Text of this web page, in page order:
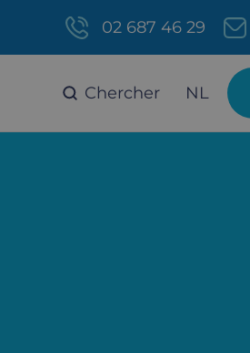
02 687 46 29
Chercher NL